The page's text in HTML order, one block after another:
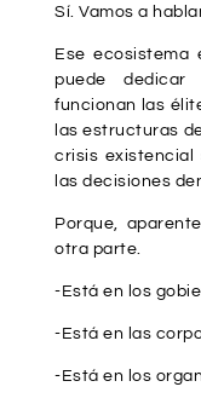
Sí. Vamos a
Ese ecosistema
puede
funcionan las
las estructuras
crisis
las decisiones
Porque,
otra parte.
-Está en los
-Está en las
-Está en los